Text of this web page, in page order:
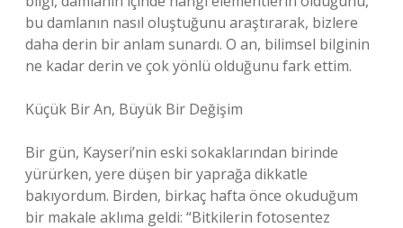
bu damlanın nasıl oluştuğunu araştırarak, bizlere
daha derin bir anlam sunardı. O an, bilimsel bilginin
ne kadar derin ve çok yönlü olduğunu fark ettim.
Küçük Bir An, Büyük Bir Değişim
Bir gün, Kayseri’nin eski sokaklarından birinde
yürürken, yere düşen bir yaprağa dikkatle
bakıyordum. Birden, birkaç hafta önce okuduğum
bir makale aklıma geldi: “Bitkilerin fotosentez